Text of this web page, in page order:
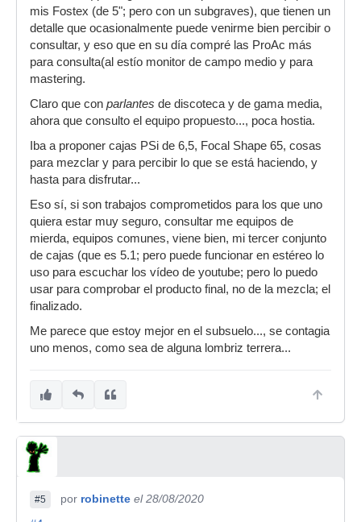
mis Fostex (de 5"; pero con un subgraves), que tienen un
detalle que ocasionalmente puede venirme bien percibir o
consultar, y eso que en su día compré las ProAc más
para consulta(al estío monitor de campo medio y para
mastering.
Claro que con parlantes de discoteca y de gama media,
ahora que consulto el equipo propuesto..., poca hostia.
Iba a proponer cajas PSi de 6,5, Focal Shape 65, cosas
para mezclar y para percibir lo que se está haciendo, y
hasta para disfrutar...
Eso sí, si son trabajos comprometidos para los que uno
quiera estar muy seguro, consultar me equipos de
mierda, equipos comunes, viene bien, mi tercer conjunto
de cajas (que es 5.1; pero puede funcionar en estéreo lo
uso para escuchar los vídeo de youtube; pero lo puedo
usar para comprobar el producto final, no de la mezcla; el
finalizado.
Me parece que estoy mejor en el subsuelo..., se contagia
uno menos, como sea de alguna lombriz terrera...
#5 por robinette el 28/08/2020